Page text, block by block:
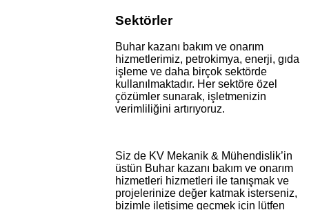
Sektörler
Buhar kazanı bakım ve onarım
hizmetlerimiz, petrokimya, enerji, gıda
işleme ve daha birçok sektörde
kullanılmaktadır. Her sektöre özel
çözümler sunarak, işletmenizin
verimliliğini artırıyoruz.
Siz de KV Mekanik & Mühendislik’in
üstün Buhar kazanı bakım ve onarım
hizmetleri hizmetleri ile tanışmak ve
projelerinize değer katmak isterseniz,
bizimle iletişime geçmek için lütfen